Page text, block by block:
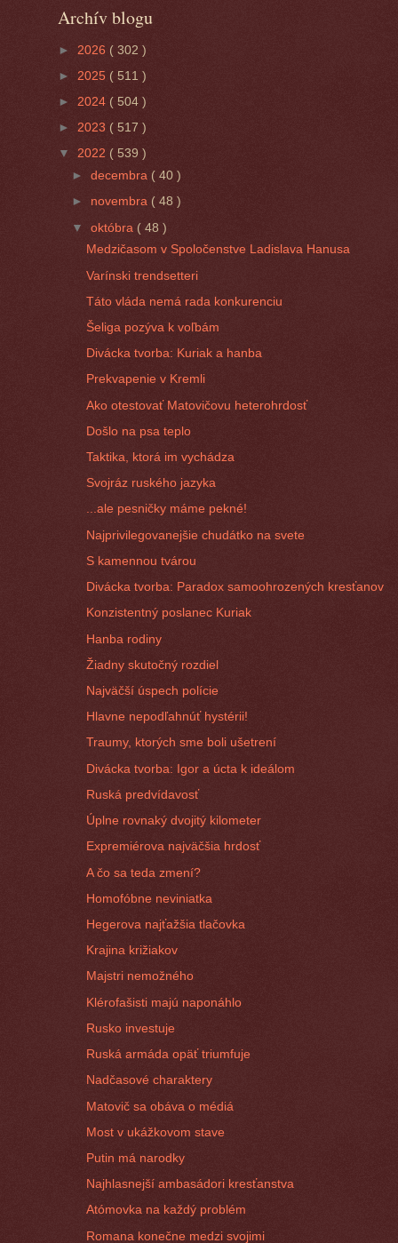
Archív blogu
► 2026 ( 302 )
► 2025 ( 511 )
► 2024 ( 504 )
► 2023 ( 517 )
▼ 2022 ( 539 )
►decembra ( 40 )
► novembra ( 48 )
▼októbra ( 48 )
Medzičasom v Spoločenstve Ladislava Hanusa
Varínski trendsetteri
Táto vláda nemá rada konkurenciu
Šeliga pozýva k voľbám
Divácka tvorba: Kuriak a hanba
Prekvapenie v Kremli
Ako otestovať Matovičovu heterohrdosť
Došlo na psa teplo
Taktika, ktorá im vychádza
Svojráz ruského jazyka
...ale pesničky máme pekné!
Najprivilegovanejšie chudátko na svete
S kamennou tvárou
Divácka tvorba: Paradox samoohrozených kresťanov
Konzistentný poslanec Kuriak
Hanba rodiny
Žiadny skutočný rozdiel
Najväčší úspech polície
Hlavne nepodľahnúť hystérii!
Traumy, ktorých sme boli ušetrení
Divácka tvorba: Igor a úcta k ideálom
Ruská predvídavosť
Úplne rovnaký dvojitý kilometer
Expremiérova najväčšia hrdosť
A čo sa teda zmení?
Homofóbne neviniatka
Hegerova najťažšia tlačovka
Krajina križiakov
Majstri nemožného
Klérofašisti majú naponáhlo
Rusko investuje
Ruská armáda opäť triumfuje
Nadčasové charaktery
Matovič sa obáva o médiá
Most v ukážkovom stave
Putin má narodky
Najhlasnejší ambasádori kresťanstva
Atómovka na každý problém
Romana konečne medzi svojimi